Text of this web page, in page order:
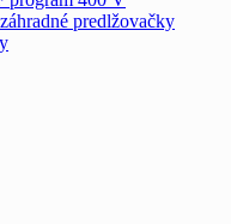
predlžovačky